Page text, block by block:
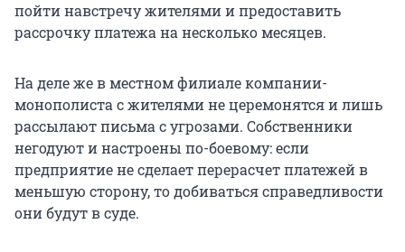
пойти навстречу жителями и предоставить
рассрочку платежа на несколько месяцев.
На деле же в местном филиале компании-
монополиста с жителями не церемонятся и лишь
рассылают письма с угрозами. Собственники
негодуют и настроены по-боевому: если
предприятие не сделает перерасчет платежей в
меньшую сторону, то добиваться справедливости
они будут в суде.